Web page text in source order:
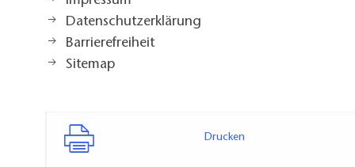
Datenschutzerklärung
Barrierefreiheit
Sitemap
Drucken